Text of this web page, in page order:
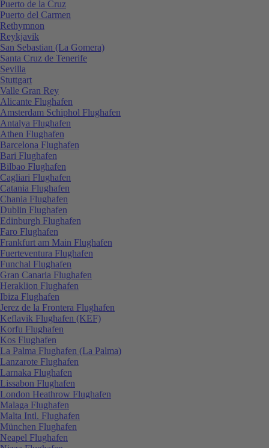
Puerto de la Cruz
Puerto del Carmen
Rethymnon
Reykjavik
San Sebastian (La Gomera)
Santa Cruz de Tenerife
Sevilla
Stuttgart
Valle Gran Rey
Alicante Flughafen
Amsterdam Schiphol Flughafen
Antalya Flughafen
Athen Flughafen
Barcelona Flughafen
Bari Flughafen
Bilbao Flughafen
Cagliari Flughafen
Catania Flughafen
Chania Flughafen
Dublin Flughafen
Edinburgh Flughafen
Faro Flughafen
Frankfurt am Main Flughafen
Fuerteventura Flughafen
Funchal Flughafen
Gran Canaria Flughafen
Heraklion Flughafen
Ibiza Flughafen
Jerez de la Frontera Flughafen
Keflavik Flughafen (KEF)
Korfu Flughafen
Kos Flughafen
La Palma Flughafen (La Palma)
Lanzarote Flughafen
Larnaka Flughafen
Lissabon Flughafen
London Heathrow Flughafen
Malaga Flughafen
Malta Intl. Flughafen
München Flughafen
Neapel Flughafen